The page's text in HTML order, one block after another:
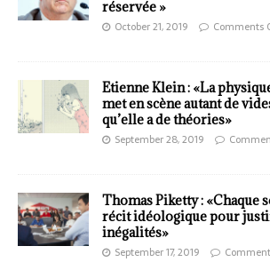
réservée »
October 21, 2019 Comments
Etienne Klein : «La
met en scène autant de
qu’elle a de théories»
September 28, 2019
Thomas Piketty : «Chaque
récit idéologique pour
inégalités»
September 17, 2019